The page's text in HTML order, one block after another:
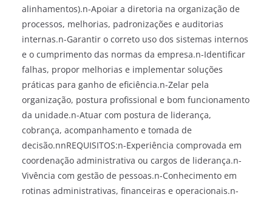
alinhamentos).n-Apoiar a diretoria na organização de
processos, melhorias, padronizações e auditorias
internas.n-Garantir o correto uso dos sistemas internos
e o cumprimento das normas da empresa.n-Identificar
falhas, propor melhorias e implementar soluções
práticas para ganho de eficiência.n-Zelar pela
organização, postura profissional e bom funcionamento
da unidade.n-Atuar com postura de liderança,
cobrança, acompanhamento e tomada de
decisão.nnREQUISITOS:n-Experiência comprovada em
coordenação administrativa ou cargos de liderança.n-
Vivência com gestão de pessoas.n-Conhecimento em
rotinas administrativas, financeiras e operacionais.n-